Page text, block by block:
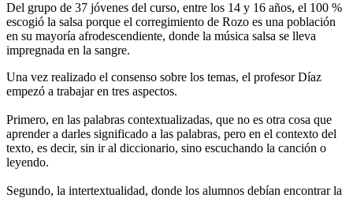
Del grupo de 37 jóvenes del curso, entre los 14 y 16 años, el 100 %
escogió la salsa porque el corregimiento de Rozo es una población
en su mayoría afrodescendiente, donde la música salsa se lleva
impregnada en la sangre.
Una vez realizado el consenso sobre los temas, el profesor Díaz
empezó a trabajar en tres aspectos.
Primero, en las palabras contextualizadas, que no es otra cosa que
aprender a darles significado a las palabras, pero en el contexto del
texto, es decir, sin ir al diccionario, sino escuchando la canción o
leyendo.
Segundo, la intertextualidad, donde los alumnos debían encontrar la